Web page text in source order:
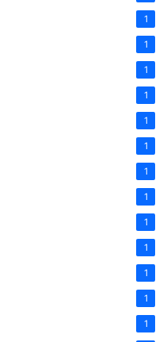
1
1
1
1
1
1
1
1
1
1
1
1
1